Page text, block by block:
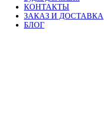
КОНТАКТЫ
ЗАКАЗ И ДОСТАВКА
БЛОГ